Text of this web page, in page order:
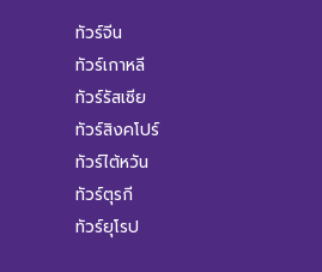
ทัวร์จีน
ทัวร์เกาหลี
ทัวร์รัสเซีย
ทัวร์สิงคโปร์
ทัวร์ไต้หวัน
ทัวร์ตุรกี
ทัวร์ยุโรป